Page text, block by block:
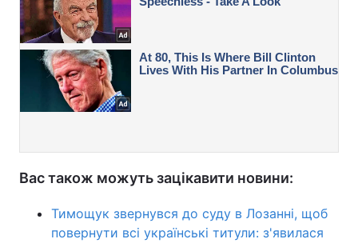
Вас також можуть зацікавити новини:
Тимощук звернувся до суду в Лозанні, щоб
повернути всі українські титули: з'явилася